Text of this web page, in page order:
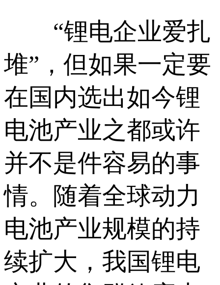
“锂电企业爱扎
堆”，但如果一定要
在国内选出如今锂
电池产业之都或许
并不是件容易的事
情。随着全球动力
电池产业规模的持
续扩大，我国锂电